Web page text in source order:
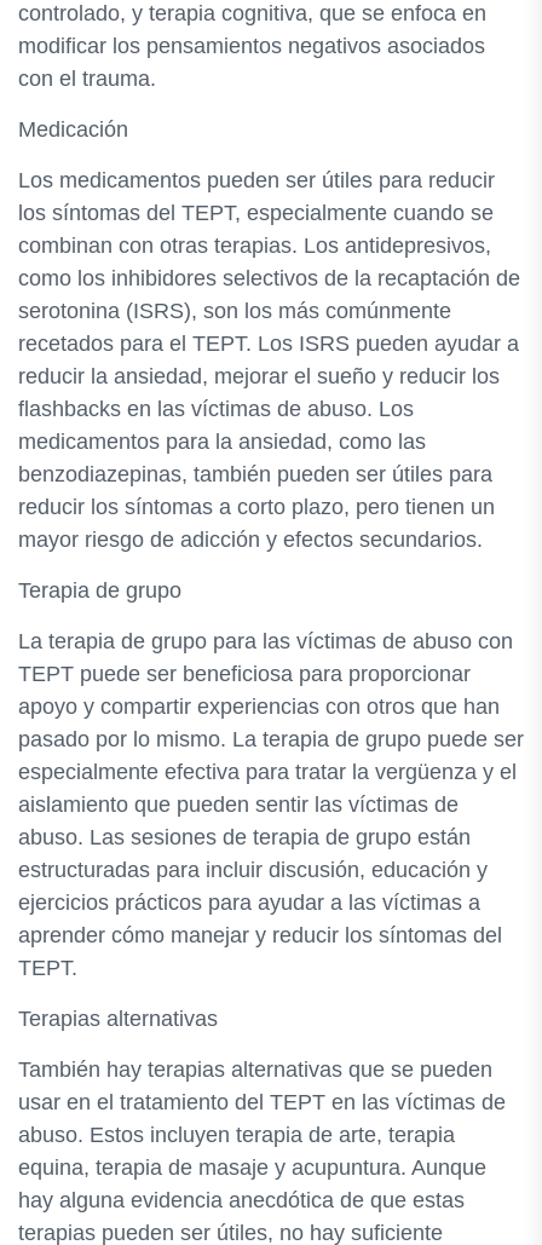
controlado, y terapia cognitiva, que se enfoca en
modificar los pensamientos negativos asociados
con el trauma.
Medicación
Los medicamentos pueden ser útiles para reducir
los síntomas del TEPT, especialmente cuando se
combinan con otras terapias. Los antidepresivos,
como los inhibidores selectivos de la recaptación de
serotonina (ISRS), son los más comúnmente
recetados para el TEPT. Los ISRS pueden ayudar a
reducir la ansiedad, mejorar el sueño y reducir los
flashbacks en las víctimas de abuso. Los
medicamentos para la ansiedad, como las
benzodiazepinas, también pueden ser útiles para
reducir los síntomas a corto plazo, pero tienen un
mayor riesgo de adicción y efectos secundarios.
Terapia de grupo
La terapia de grupo para las víctimas de abuso con
TEPT puede ser beneficiosa para proporcionar
apoyo y compartir experiencias con otros que han
pasado por lo mismo. La terapia de grupo puede ser
especialmente efectiva para tratar la vergüenza y el
aislamiento que pueden sentir las víctimas de
abuso. Las sesiones de terapia de grupo están
estructuradas para incluir discusión, educación y
ejercicios prácticos para ayudar a las víctimas a
aprender cómo manejar y reducir los síntomas del
TEPT.
Terapias alternativas
También hay terapias alternativas que se pueden
usar en el tratamiento del TEPT en las víctimas de
abuso. Estos incluyen terapia de arte, terapia
equina, terapia de masaje y acupuntura. Aunque
hay alguna evidencia anecdótica de que estas
terapias pueden ser útiles, no hay suficiente